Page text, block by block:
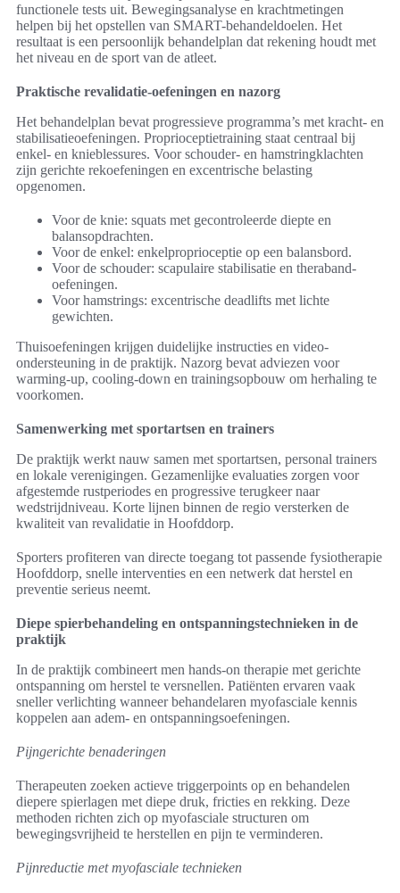
functionele tests uit. Bewegingsanalyse en krachtmetingen
helpen bij het opstellen van SMART-behandeldoelen. Het
resultaat is een persoonlijk behandelplan dat rekening houdt met
het niveau en de sport van de atleet.
Praktische revalidatie-oefeningen en nazorg
Het behandelplan bevat progressieve programma’s met kracht- en
stabilisatieoefeningen. Proprioceptietraining staat centraal bij
enkel- en knieblessures. Voor schouder- en hamstringklachten
zijn gerichte rekoefeningen en excentrische belasting
opgenomen.
Voor de knie: squats met gecontroleerde diepte en
balansopdrachten.
Voor de enkel: enkelproprioceptie op een balansbord.
Voor de schouder: scapulaire stabilisatie en theraband-
oefeningen.
Voor hamstrings: excentrische deadlifts met lichte
gewichten.
Thuisoefeningen krijgen duidelijke instructies en video-
ondersteuning in de praktijk. Nazorg bevat adviezen voor
warming-up, cooling-down en trainingsopbouw om herhaling te
voorkomen.
Samenwerking met sportartsen en trainers
De praktijk werkt nauw samen met sportartsen, personal trainers
en lokale verenigingen. Gezamenlijke evaluaties zorgen voor
afgestemde rustperiodes en progressive terugkeer naar
wedstrijdniveau. Korte lijnen binnen de regio versterken de
kwaliteit van revalidatie in Hoofddorp.
Sporters profiteren van directe toegang tot passende fysiotherapie
Hoofddorp, snelle interventies en een netwerk dat herstel en
preventie serieus neemt.
Diepe spierbehandeling en ontspanningstechnieken in de
praktijk
In de praktijk combineert men hands-on therapie met gerichte
ontspanning om herstel te versnellen. Patiënten ervaren vaak
sneller verlichting wanneer behandelaren myofasciale kennis
koppelen aan adem- en ontspanningsoefeningen.
Pijngerichte benaderingen
Therapeuten zoeken actieve triggerpoints op en behandelen
diepere spierlagen met diepe druk, fricties en rekking. Deze
methoden richten zich op myofasciale structuren om
bewegingsvrijheid te herstellen en pijn te verminderen.
Pijnreductie met myofasciale technieken